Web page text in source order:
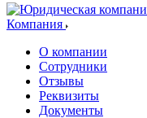
Компания
О компании
Сотрудники
Отзывы
Реквизиты
Документы